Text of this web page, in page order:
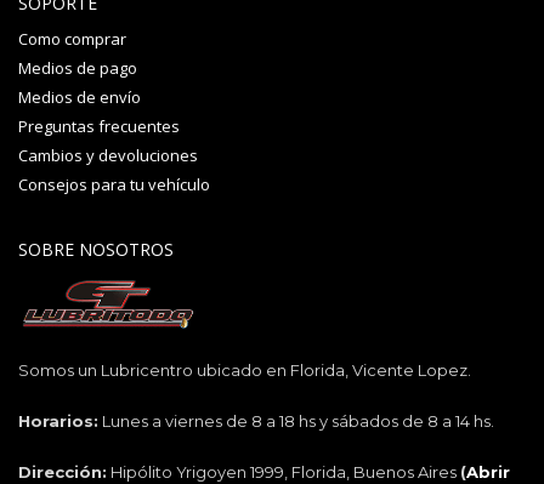
Como comprar
Medios de pago
Medios de envío
Preguntas frecuentes
Cambios y devoluciones
Consejos para tu vehículo
SOBRE NOSOTROS
Somos un Lubricentro ubicado en Florida, Vicente Lopez.
Horarios: Lunes a viernes de 8 a 18 hs y sábados de 8 a 14 hs.
Dirección: Hipólito Yrigoyen 1999, Florida, Buenos Aires (Abrir